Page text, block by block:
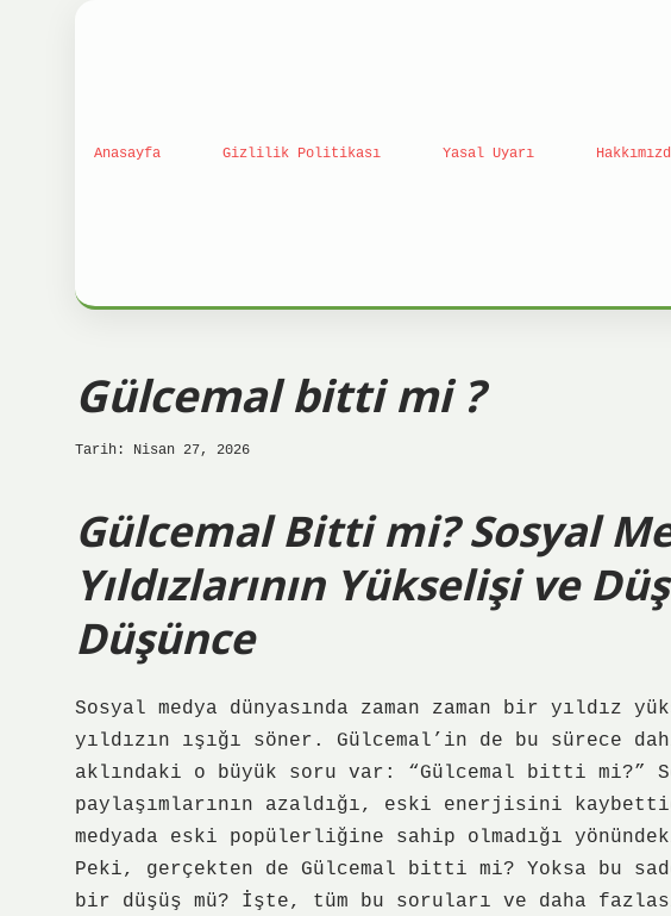
Anasayfa Gizlilik Politikası Yasal Uyarı
Gülcemal bitti mi ?
Tarih: Nisan 27, 2026
Gülcemal Bitti mi? Sosyal
Yıldızlarının Yükselişi ve
Düşünce
Sosyal medya dünyasında zaman zaman bir
yıldızın ışığı söner. Gülcemal’in de bu sürece
aklındaki o büyük soru var: “Gülcemal bitti mi?”
paylaşımlarının azaldığı, eski enerjisini
medyada eski popülerliğine sahip olmadığı
Peki, gerçekten de Gülcemal bitti mi? Yoksa bu
bir düşüş mü? İşte, tüm bu soruları ve daha